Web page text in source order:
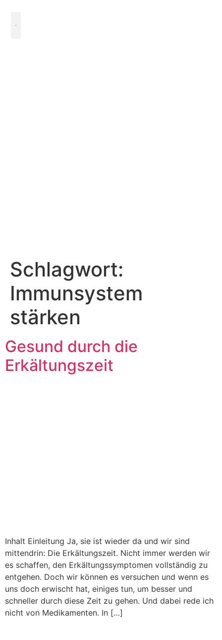
Schlagwort:
Immunsystem
stärken
Gesund durch die
Erkältungszeit
Inhalt Einleitung Ja, sie ist wieder da und wir sind
mittendrin: Die Erkältungszeit. Nicht immer werden wir
es schaffen, den Erkältungssymptomen vollständig zu
entgehen. Doch wir können es versuchen und wenn es
uns doch erwischt hat, einiges tun, um besser und
schneller durch diese Zeit zu gehen. Und dabei rede ich
nicht von Medikamenten. In […]